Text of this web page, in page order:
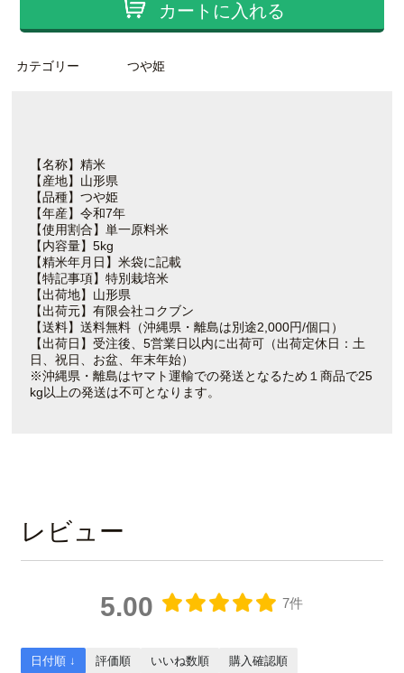
カートに入れる
カテゴリー つや姫
【名称】精米
【産地】山形県
【品種】つや姫
【年産】令和7年
【使用割合】単一原料米
【内容量】5kg
【精米年月日】米袋に記載
【特記事項】特別栽培米
【出荷地】山形県
【出荷元】有限会社コクブン
【送料】送料無料（沖縄県・離島は別途2,000円/個口）
【出荷日】受注後、5営業日以内に出荷可（出荷定休日：土
日、祝日、お盆、年末年始）
※沖縄県・離島はヤマト運輸での発送となるため１商品で25
kg以上の発送は不可となります。
レビュー
5.00 7件
日付順 ↓ 評価順 いいね数順 購入確認順